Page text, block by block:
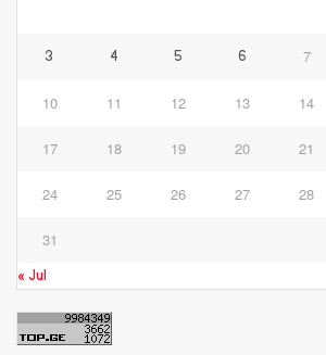
3 4 5 6 7
10 11 12 13 14
17 18 19 20 21
24 25 26 27 28
31
« Jul